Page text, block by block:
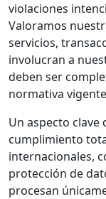
violaciones
Valoramos
servicios,
involucran a
deben ser
normativa
Un aspecto clave
cumplimiento
internacionales,
protección de
procesan